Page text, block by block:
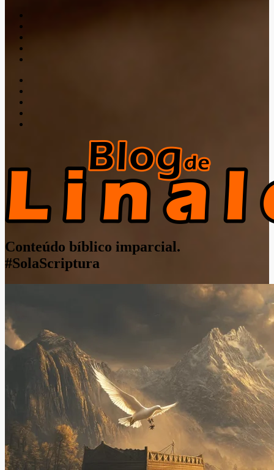
Conteúdo bíblico imparcial.
#SolaScriptura